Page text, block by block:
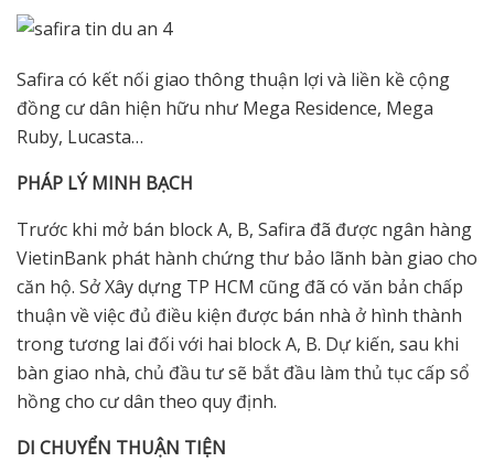
Safira có kết nối giao thông thuận lợi và liền kề cộng
đồng cư dân hiện hữu như Mega Residence, Mega
Ruby, Lucasta…
PHÁP LÝ MINH BẠCH
Trước khi mở bán block A, B, Safira đã được ngân hàng
VietinBank phát hành chứng thư bảo lãnh bàn giao cho
căn hộ. Sở Xây dựng TP HCM cũng đã có văn bản chấp
thuận về việc đủ điều kiện được bán nhà ở hình thành
trong tương lai đối với hai block A, B. Dự kiến, sau khi
bàn giao nhà, chủ đầu tư sẽ bắt đầu làm thủ tục cấp sổ
hồng cho cư dân theo quy định.
DI CHUYỂN THUẬN TIỆN